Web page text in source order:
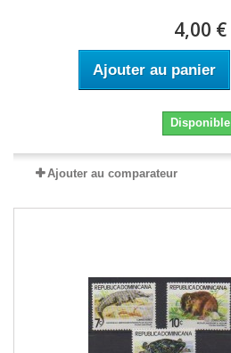
4,00 €
Ajouter au panier
Disponible
Ajouter au comparateur